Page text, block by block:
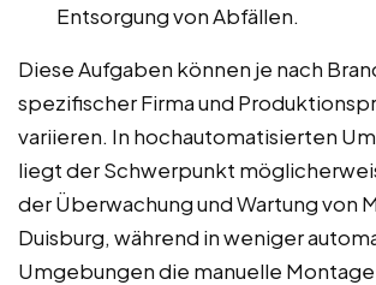
Entsorgung von Abfällen.
Diese Aufgaben können je nach
spezifischer Firma und
variieren. In hochautomatisierten
liegt der Schwerpunkt
der Überwachung und Wartung von
Duisburg, während in weniger
Umgebungen die manuelle Montage